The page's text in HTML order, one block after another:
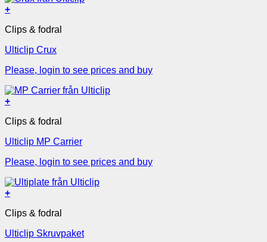
+
Clips & fodral
Ulticlip Crux
Please, login to see prices and buy
+
Clips & fodral
Ulticlip MP Carrier
Please, login to see prices and buy
+
Clips & fodral
Ulticlip Skruvpaket